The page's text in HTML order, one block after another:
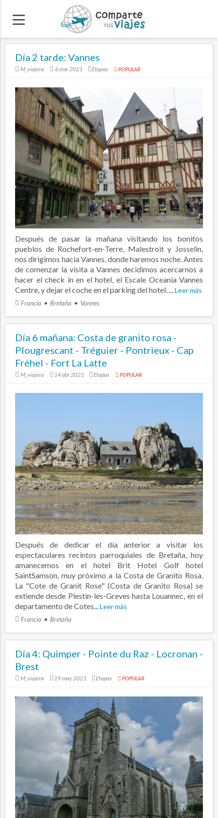
Día 2 tarde: Vannes
M_viajera 6 ene 2021 Etapas POPULAR
Después de pasar la mañana visitando los bonitos
pueblos de Rochefort-en-Terre, Malestroit y Josselin,
nos dirigimos hacia Vannes, donde haremos noche. Antes
de comenzar la visita a Vannes decidimos acercarnos a
hacer el check in en el hotel, el Escale Oceania Vannes
Centre, y dejar el coche en el parking del hotel. ...Leer más
Francia Bretaña Vannes
Día 6 mañana: Costa de granito rosa -
Plougrescant - Tréguier - Pontrieux - Cap
Fréhel - Fort La Latte
M_viajera 14 abr 2021 Etapas POPULAR
Después de dedicar el día anterior a visitar los
espectaculares recintos parroquiales de Bretaña, hoy
amanecemos en el hotel Brit Hotel Golf hotel
SaintSamson, muy próximo a la Costa de Granito Rosa.
La "Cote de Granit Rose" (Costa de Granito Rosa) se
extiende desde Plestin-les-Greves hasta Louannec, en el
departamento de Cotes... Leer más
Francia Bretaña
Día 4: Quimper - Pointe du Raz - Locronan -
Brest
M_viajera 19 may 2021 Etapas POPULAR